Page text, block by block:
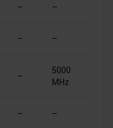
– –
– –
–
5000
MHz
– –